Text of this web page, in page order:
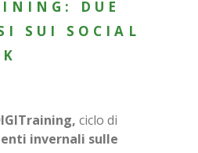
DUE
SUI SOCIAL
ciclo di
invernali sulle